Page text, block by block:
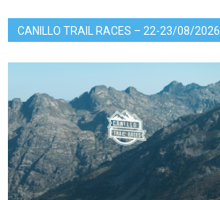
CANILLO TRAIL RACES – 22-23/08/2026